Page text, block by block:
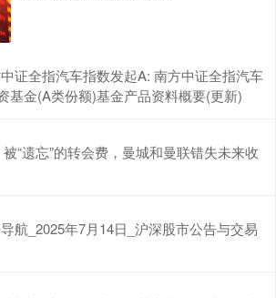
证全指汽车指数发起A: 南方中证全指汽车
基金(A类份额)基金产品资料概要(更新)
“遗忘”的转会费，曼城和曼联错失未来收
航_2025年7月14日_沪深股市公告与交易